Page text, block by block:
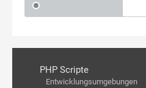
PHP Scripte
Entwicklungsumgebungen